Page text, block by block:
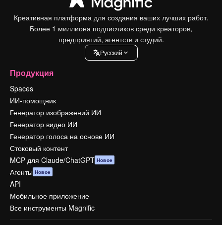
Креативная платформа для создания ваших лучших работ.
Более 1 миллиона подписчиков среди креаторов,
предприятий, агентств и студий.
Pусский
Продукция
Spaces
ИИ-помощник
Генератор изображений ИИ
Генератор видео ИИ
Генератор голоса на основе ИИ
Стоковый контент
MCP для Claude/ChatGPT Новое
Агенты Новое
API
Мобильное приложение
Все инструменты Magnific